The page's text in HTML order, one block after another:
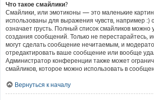
Что такое смайлики?
Смайлики, или эмотиконы — это маленькие
использованы для выражения чувств, например :)
означает грусть. Полный список смайликов можно
создания сообщений. Только не перестарайтесь,
могут сделать сообщение нечитаемым, и
отредактировать ваше сообщение или вообще
Администратор конференции также может
смайликов, которое можно использовать в
Вернуться к началу